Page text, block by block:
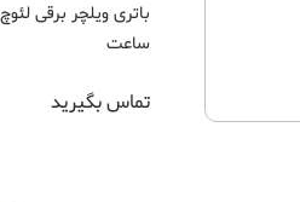
ساعت
تماس بگیرید